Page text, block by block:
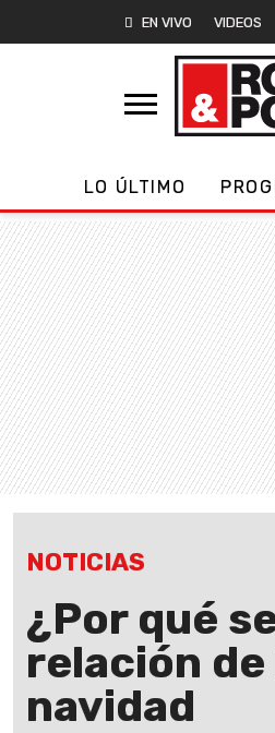
EN VIVO VIDEOS
LO ÚLTIMO
NOTICIAS
¿Por qué
relación
navidad